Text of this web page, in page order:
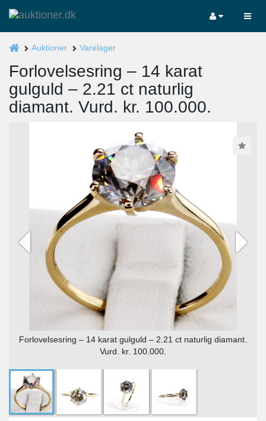
Auktioner Varelager
Forlovelsesring – 14 karat
gulguld – 2.21 ct naturlig
diamant. Vurd. kr. 100.000.
Forlovelsesring – 14 karat gulguld – 2.21 ct naturlig diamant.
Vurd. kr. 100.000.